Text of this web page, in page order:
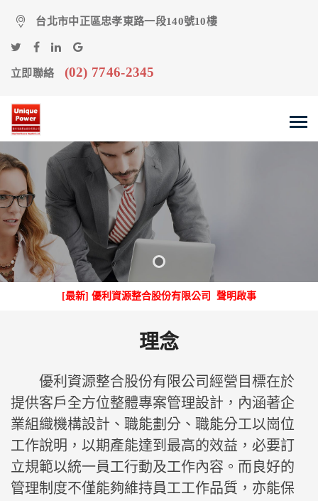
台北市中正區忠孝東路一段140號10樓
立即聯絡 (02) 7746-2345
[最新] 優利資源整合股份有限公司 聲明啟事
理念
優利資源整合股份有限公司經營目標在於
提供客戶全方位整體專案管理設計，內涵著企
業組織機構設計、職能劃分、職能分工以崗位
工作說明，以期產能達到最高的效益，必要訂
立規範以統一員工行動及工作內容。而良好的
管理制度不僅能夠維持員工工作品質，亦能保